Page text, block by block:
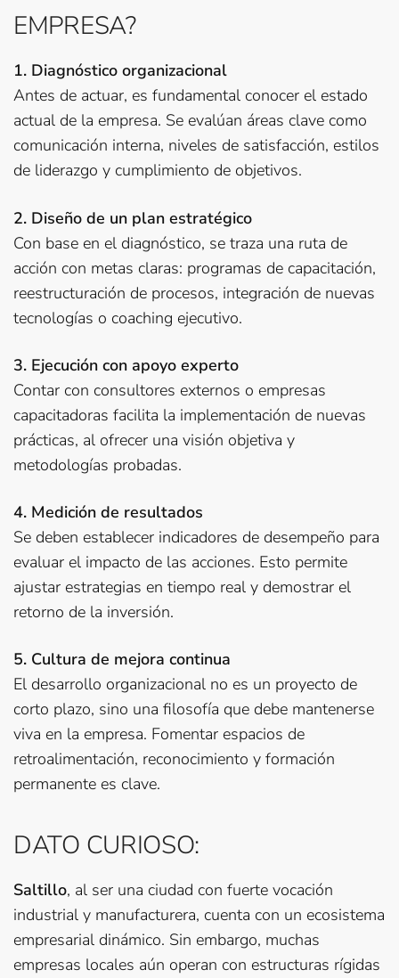
EMPRESA?
1. Diagnóstico organizacional
Antes de actuar, es fundamental conocer el estado
actual de la empresa. Se evalúan áreas clave como
comunicación interna, niveles de satisfacción, estilos
de liderazgo y cumplimiento de objetivos.
2. Diseño de un plan estratégico
Con base en el diagnóstico, se traza una ruta de
acción con metas claras: programas de capacitación,
reestructuración de procesos, integración de nuevas
tecnologías o coaching ejecutivo.
3. Ejecución con apoyo experto
Contar con consultores externos o empresas
capacitadoras facilita la implementación de nuevas
prácticas, al ofrecer una visión objetiva y
metodologías probadas.
4. Medición de resultados
Se deben establecer indicadores de desempeño para
evaluar el impacto de las acciones. Esto permite
ajustar estrategias en tiempo real y demostrar el
retorno de la inversión.
5. Cultura de mejora continua
El desarrollo organizacional no es un proyecto de
corto plazo, sino una filosofía que debe mantenerse
viva en la empresa. Fomentar espacios de
retroalimentación, reconocimiento y formación
permanente es clave.
DATO CURIOSO:
Saltillo, al ser una ciudad con fuerte vocación
industrial y manufacturera, cuenta con un ecosistema
empresarial dinámico. Sin embargo, muchas
empresas locales aún operan con estructuras rígidas